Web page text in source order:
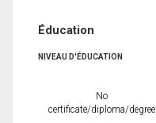
Éducation
NIVEAU D'ÉDUCATION
No
certificate/diploma/degree